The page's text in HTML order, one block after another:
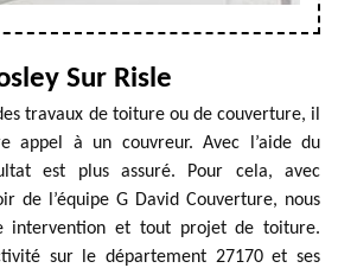
Sur Risle
travaux de toiture ou de couverture, il
appel à un couvreur. Avec l’aide du
est plus assuré. Pour cela, avec
de l’équipe G David Couverture, nous
intervention et tout projet de toiture.
sur le département 27170 et ses